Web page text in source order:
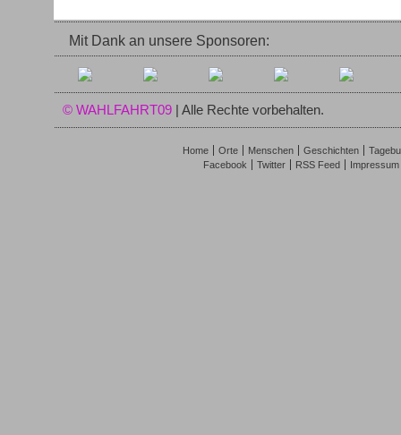
Mit Dank an unsere Sponsoren:
© WAHLFAHRT09 | Alle Rechte vorbehalten.
Home Orte Menschen Geschichten
Facebook
Twitter RSS Feed Impressum